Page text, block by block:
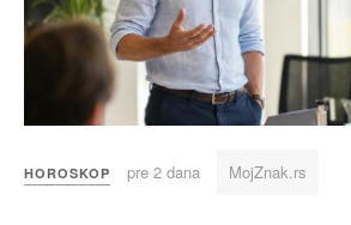
HOROSKOP pre 2 dana MojZnak.rs